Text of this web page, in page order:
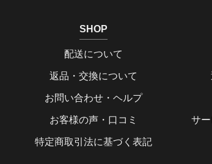
SHOP
配送について
返品・交換について
お問い合わせ・ヘルプ
お客様の声・口コミ
特定商取引法に基づく表記
サ